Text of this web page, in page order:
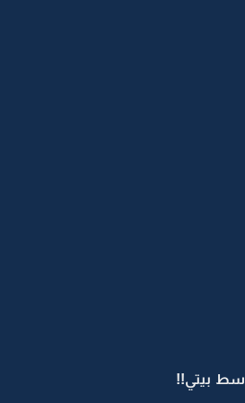
بيتي!!